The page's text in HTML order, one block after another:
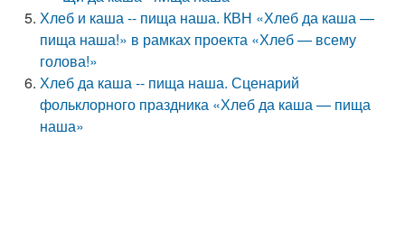
Хлеб и каша -- пища наша. КВН «Хлеб да каша —
пища наша!» в рамках проекта «Хлеб — всему
голова!»
Хлеб да каша -- пища наша. Сценарий
фольклорного праздника «Хлеб да каша — пища
наша»